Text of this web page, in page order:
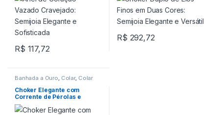
R$ 117,72
R$ 292,72
Banhada a Ouro, Colar, Colar
Choker Elegante com
Corrente de Pérolas e
Corações Lisos Intercalados
– Semijoia de Luxo